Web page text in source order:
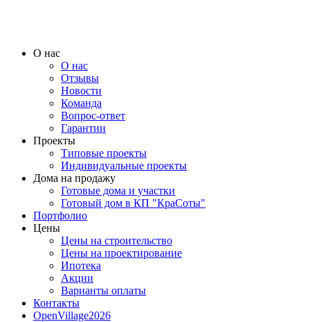
О нас
О нас
Отзывы
Новости
Команда
Вопрос-ответ
Гарантии
Проекты
Типовые проекты
Индивидуальные проекты
Дома на продажу
Готовые дома и участки
Готовый дом в КП "КраСоты"
Портфолио
Цены
Цены на строительство
Цены на проектирование
Ипотека
Акции
Варианты оплаты
Контакты
OpenVillage2026